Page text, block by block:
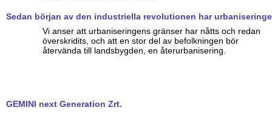
Sedan början av den industriella revolutionen har
Vi anser att urbaniseringens gränser har nåtts och redan
överskridits, och att en stor del av befolkningen bör
återvända till landsbygden, en återurbanisering.
GEMINI next Generation Zrt.